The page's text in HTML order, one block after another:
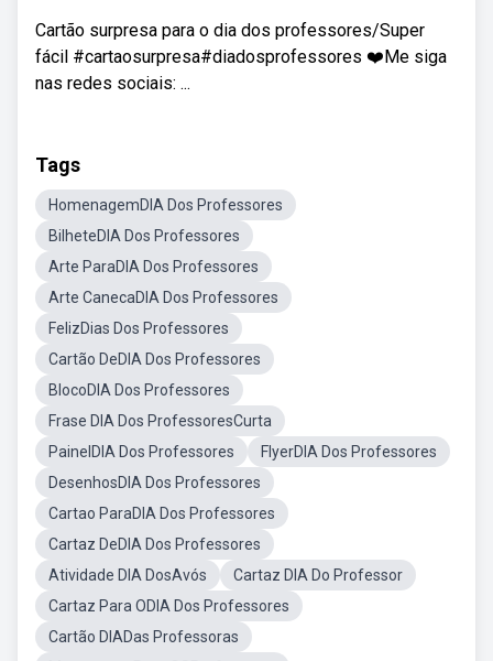
Cartão surpresa para o dia dos professores/Super
fácil #cartaosurpresa#diadosprofessores ❤️Me siga
nas redes sociais: ...
Tags
HomenagemDIA Dos Professores
BilheteDIA Dos Professores
Arte ParaDIA Dos Professores
Arte CanecaDIA Dos Professores
FelizDias Dos Professores
Cartão DeDIA Dos Professores
BlocoDIA Dos Professores
Frase DIA Dos ProfessoresCurta
PainelDIA Dos Professores
FlyerDIA Dos Professores
DesenhosDIA Dos Professores
Cartao ParaDIA Dos Professores
Cartaz DeDIA Dos Professores
Atividade DIA DosAvós
Cartaz DIA Do Professor
Cartaz Para ODIA Dos Professores
Cartão DIADas Professoras